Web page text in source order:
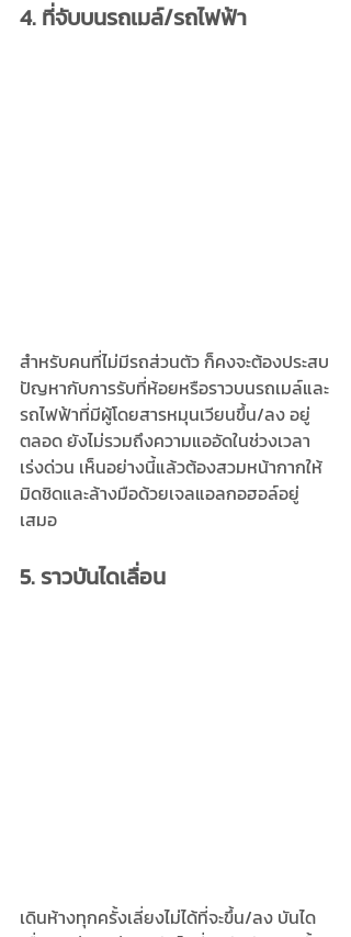
4. ที่จับบนรถเมล์/รถไฟฟ้า
สำหรับคนที่ไม่มีรถส่วนตัว ก็คงจะต้องประสบ
ปัญหากับการรับที่ห้อยหรือราวบนรถเมล์และ
รถไฟฟ้าที่มีผู้โดยสารหมุนเวียนขึ้น/ลง อยู่
ตลอด ยังไม่รวมถึงความแออัดในช่วงเวลา
เร่งด่วน เห็นอย่างนี้แล้วต้องสวมหน้ากากให้
มิดชิดและล้างมือด้วยเจลแอลกอฮอล์อยู่
เสมอ
5. ราวบันไดเลื่อน
เดินห้างทุกครั้งเลี่ยงไม่ได้ที่จะขึ้น/ลง บันได